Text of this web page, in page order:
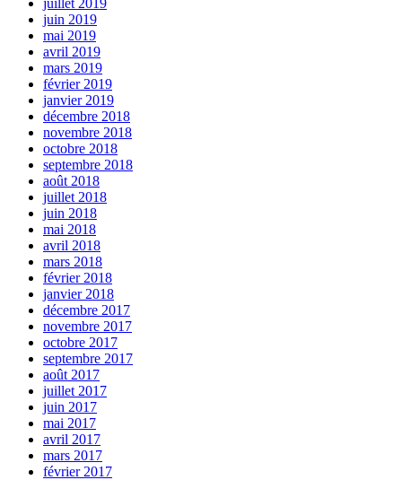
juin 2019
mai 2019
avril 2019
mars 2019
février 2019
janvier 2019
décembre 2018
novembre 2018
octobre 2018
septembre 2018
août 2018
juillet 2018
juin 2018
mai 2018
avril 2018
mars 2018
février 2018
janvier 2018
décembre 2017
novembre 2017
octobre 2017
septembre 2017
août 2017
juillet 2017
juin 2017
mai 2017
avril 2017
mars 2017
février 2017